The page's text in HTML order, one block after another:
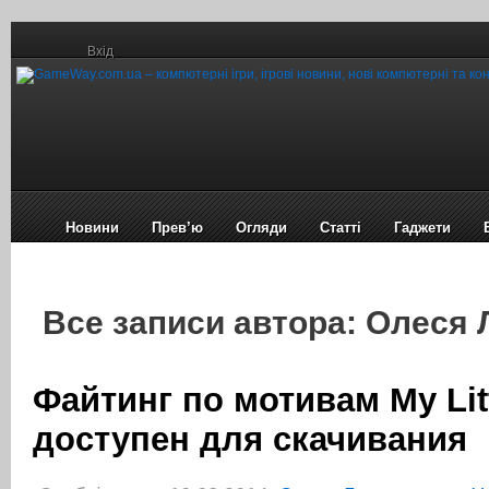
Вхід
Новини Прев’ю Огляди Статті Гаджети
Все записи автора: Олеся
Файтинг по мотивам My
доступен для скачивания